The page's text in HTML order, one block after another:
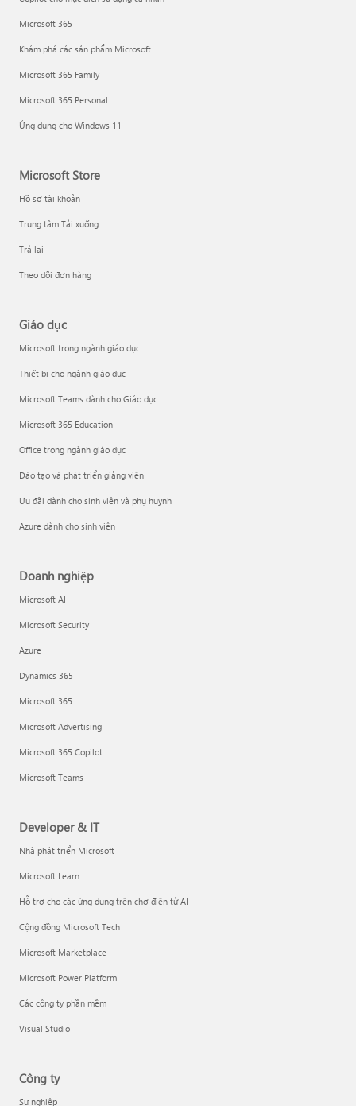
Microsoft 365
Khám phá các sản phẩm Microsoft
Microsoft 365 Family
Microsoft 365 Personal
Ứng dụng cho Windows 11
Microsoft Store
Hồ sơ tài khoản
Trung tâm Tải xuống
Trả lại
Theo dõi đơn hàng
Giáo dục
Microsoft trong ngành giáo dục
Thiết bị cho ngành giáo dục
Microsoft Teams dành cho Giáo dục
Microsoft 365 Education
Office trong ngành giáo dục
Đào tạo và phát triển giảng viên
Ưu đãi dành cho sinh viên và phụ huynh
Azure dành cho sinh viên
Doanh nghiệp
Microsoft AI
Microsoft Security
Azure
Dynamics 365
Microsoft 365
Microsoft Advertising
Microsoft 365 Copilot
Microsoft Teams
Developer & IT
Nhà phát triển Microsoft
Microsoft Learn
Hỗ trợ cho các ứng dụng trên chợ điện tử AI
Cộng đồng Microsoft Tech
Microsoft Marketplace
Microsoft Power Platform
Các công ty phần mềm
Visual Studio
Công ty
Sự nghiệp